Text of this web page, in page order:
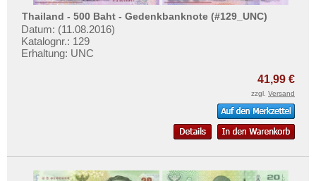
Thailand - 500 Baht - Gedenkbanknote (#129_UNC)
Datum: (11.08.2016)
Katalognr.: 129
Erhaltung: UNC
41,99 €
zzgl. Versand